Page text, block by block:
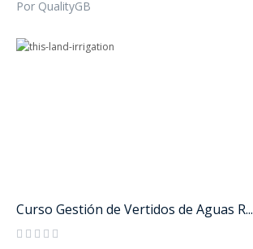
Por QualityGB
Curso Gestión de Vertidos de Aguas R...